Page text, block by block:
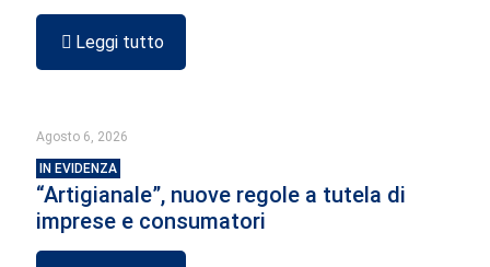
Leggi tutto
Agosto 6, 2026
IN EVIDENZA
“Artigianale”, nuove regole a tutela di
imprese e consumatori